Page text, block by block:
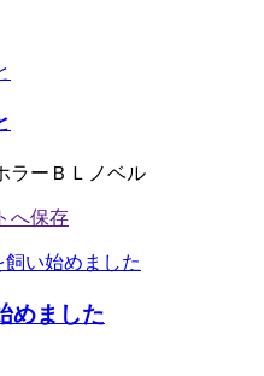
ラーＢＬノベル
めました